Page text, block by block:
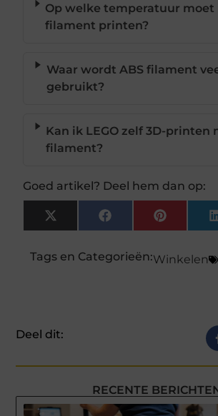
Op welke temperatuur moet
filament printen?
Waar wordt ABS filament
gebruikt?
Kan ik LEGO zelf 3D-printen
filament?
Goed artikel? Deel hem dan op:
X
(Twitter)
Facebook
Tags en Categorieën:Winkelen
Deel dit:
RECENTE